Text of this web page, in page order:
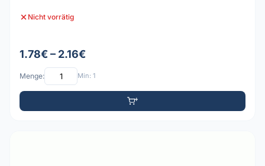
Nicht vorrätig
1.78€ – 2.16€
Menge: Min: 1